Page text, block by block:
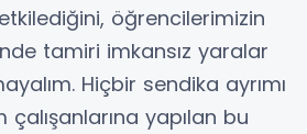
öğrencilerimizin
tamiri imkansız yaralar
Hiçbir sendika ayrımı
yapılan bu